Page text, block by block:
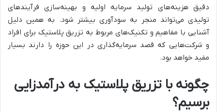
دقیق هزینه‌های تولید سرمایه اولیه و بهینه‌سازی فرآیندهای
تولیدی می‌تواند منجر به سودآوری بیشتر شود. به همین دلیل
آشنایی با مفاهیم و تکنیک‌های مربوط به تزریق پلاستیک برای افراد
و شرکت‌هایی که قصد سرمایه‌گذاری در این حوزه را دارند بسیار
مفید خواهد بود.
چگونه با تزریق پلاستیک به درآمدزایی
برسیم؟